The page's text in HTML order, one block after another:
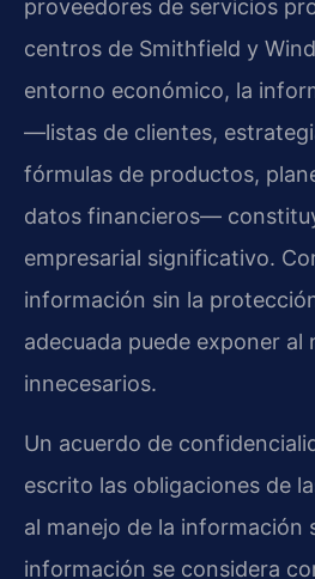
proveedores de servicios
centros de Smithfield y
entorno económico, la
—listas de clientes,
fórmulas de productos,
datos financieros—
empresarial significativo.
información sin la
adecuada puede exponer al
innecesarios.
Un acuerdo de
escrito las obligaciones de
al manejo de la información
información se considera